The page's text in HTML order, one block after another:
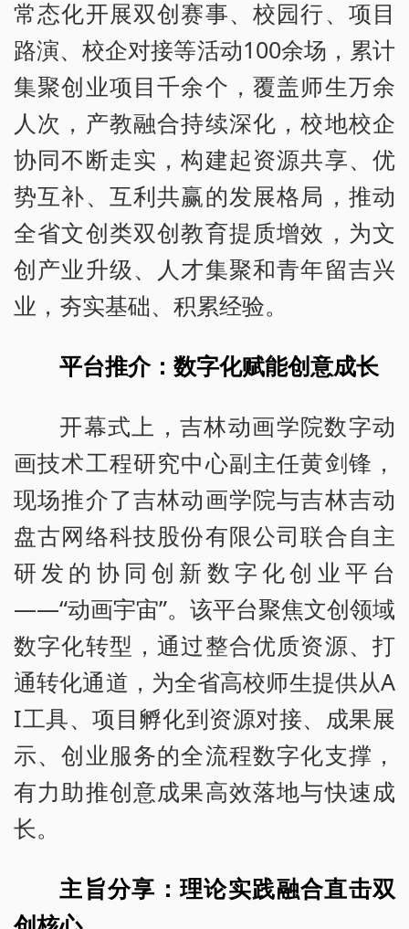
常态化开展双创赛事、校园行、项目
路演、校企对接等活动100余场，累计
集聚创业项目千余个，覆盖师生万余
人次，产教融合持续深化，校地校企
协同不断走实，构建起资源共享、优
势互补、互利共赢的发展格局，推动
全省文创类双创教育提质增效，为文
创产业升级、人才集聚和青年留吉兴
业，夯实基础、积累经验。
平台推介：数字化赋能创意成长
开幕式上，吉林动画学院数字动
画技术工程研究中心副主任黄剑锋，
现场推介了吉林动画学院与吉林吉动
盘古网络科技股份有限公司联合自主
研发的协同创新数字化创业平台
——“动画宇宙”。该平台聚焦文创领域
数字化转型，通过整合优质资源、打
通转化通道，为全省高校师生提供从A
I工具、项目孵化到资源对接、成果展
示、创业服务的全流程数字化支撑，
有力助推创意成果高效落地与快速成
长。
主旨分享：理论实践融合直击双